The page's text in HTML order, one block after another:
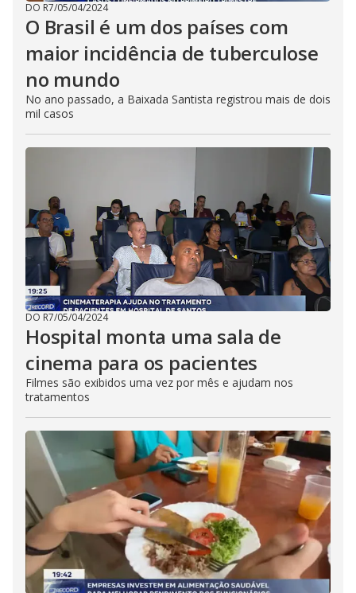
DO R7/05/04/2024
O Brasil é um dos países com
maior incidência de tuberculose
no mundo
No ano passado, a Baixada Santista registrou mais de dois
mil casos
DO R7/05/04/2024
Hospital monta uma sala de
cinema para os pacientes
Filmes são exibidos uma vez por mês e ajudam nos
tratamentos